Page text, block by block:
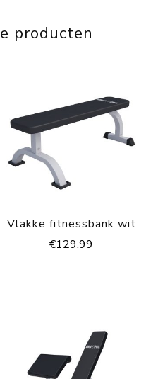
producten
Vlakke fitnessbank wit
€129.99